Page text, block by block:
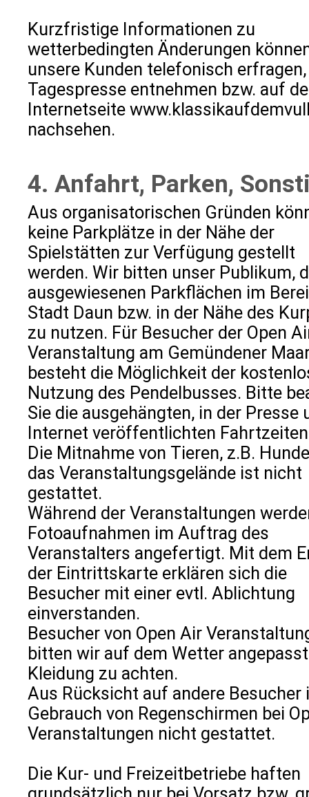
Kurzfristige Informationen zu
wetterbedingten Änderungen
unsere Kunden telefonisch
Tagespresse entnehmen bzw. auf
Internetseite
nachsehen.
4. Anfahrt, Parken,
Aus organisatorischen Gründen
keine Parkplätze in der Nähe der
Spielstätten zur Verfügung gestellt
werden. Wir bitten unser Publikum,
ausgewiesenen Parkflächen im
Stadt Daun bzw. in der Nähe des
zu nutzen. Für Besucher der Open
Veranstaltung am Gemündener
besteht die Möglichkeit der
Nutzung des Pendelbusses. Bitte
Sie die ausgehängten, in der Presse
Internet veröffentlichten
Die Mitnahme von Tieren, z.B.
das Veranstaltungsgelände ist nicht
gestattet.
Während der Veranstaltungen
Fotoaufnahmen im Auftrag des
Veranstalters angefertigt. Mit dem
der Eintrittskarte erklären sich die
Besucher mit einer evtl. Ablichtung
einverstanden.
Besucher von Open Air
bitten wir auf dem Wetter
Kleidung zu achten.
Aus Rücksicht auf andere Besucher
Gebrauch von Regenschirmen bei
Veranstaltungen nicht gestattet.
Die Kur- und Freizeitbetriebe haften